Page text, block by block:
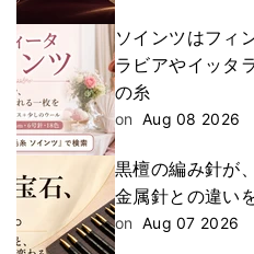
ソインツはフ
ラビアやイッタ
の糸
on Aug 08 2026
黒檀の編み針が
金属針との違い
on Aug 07 2026